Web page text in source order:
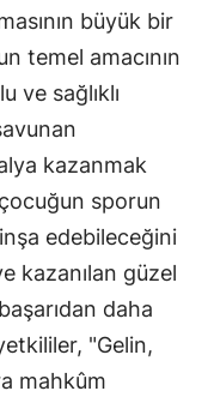
Sinop
Tekirdağ
Tokat
Trabzon
Tunceli
Şanlıurfa
Uşak
büyük bir
temel amacının
ve sağlıklı
kazanmak
sporun
edebileceğini
kazanılan güzel
daha
"Gelin,
mahkûm